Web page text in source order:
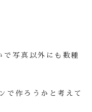
で写真以外にも数種
で作ろうかと考えて